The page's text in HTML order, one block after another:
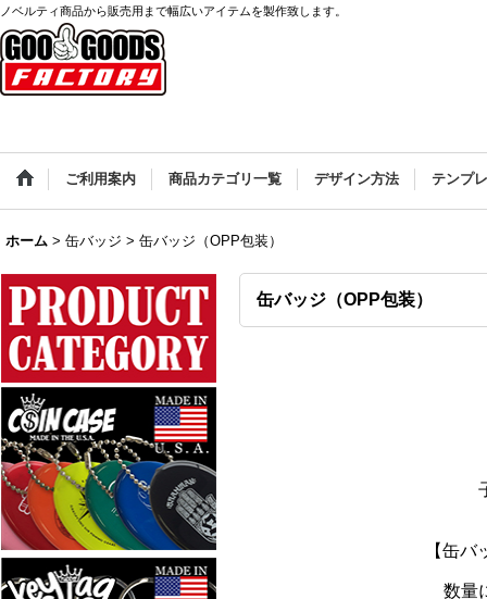
ノベルティ商品から販売用まで幅広いアイテムを製作致します。
ご利用案内 商品カテゴリ一覧 デザイン方法 テンプ
ホーム > 缶バッジ > 缶バッジ（OPP包装）
缶バッジ（OPP包装）
【缶
数量